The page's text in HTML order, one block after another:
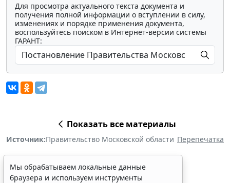
Для просмотра актуального текста документа и
получения полной информации о вступлении в силу,
изменениях и порядке применения документа,
воспользуйтесь поиском в Интернет-версии системы
ГАРАНТ:
Показать все материалы
Источник:Правительство Московской области Перепечатка
Мы обрабатываем локальные данные
браузера и используем инструменты